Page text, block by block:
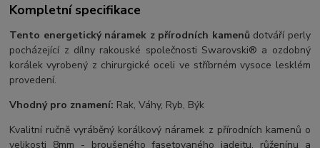
Kompletní specifikace
Tento energetický náramek z přírodních kamenů dotváří perly
pocházející z dílny rakouské společnosti Swarovski® a ozdobný
korálek vyrobený z chirurgické oceli ve stříbrném vysoce lesklém
provedení.
Vhodný pro znamení: Rak, Váhy, Ryb, Býk
Kvalitní ručně vyráběný korálkový náramek z přírodních kamenů o
velikosti 8mm - broušeného fasetovaného jadeitu, růženínu a